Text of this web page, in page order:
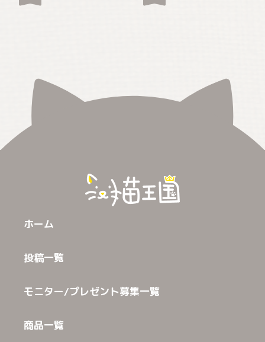
ホーム
投稿一覧
モニター/プレゼント募集一覧
商品一覧